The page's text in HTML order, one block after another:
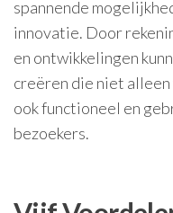
spannende
innovatie. Door
en ontwikkelingen
creëren die niet
ook functioneel en
bezoekers.